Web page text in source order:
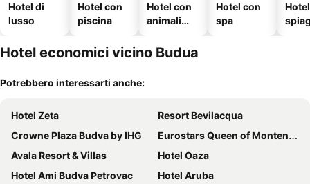
Hotel di
lusso
Hotel con
piscina
Hotel con
animali
Hotel con
spa
Hotel economici vicino Budua
Potrebbero interessarti anche:
Hotel Zeta
Resort Bevilacqua
Crowne Plaza Budva by IHG
Eurostars Queen of Montenegro
Avala Resort & Villas
Hotel Oaza
Hotel Ami Budva Petrovac
Hotel Aruba